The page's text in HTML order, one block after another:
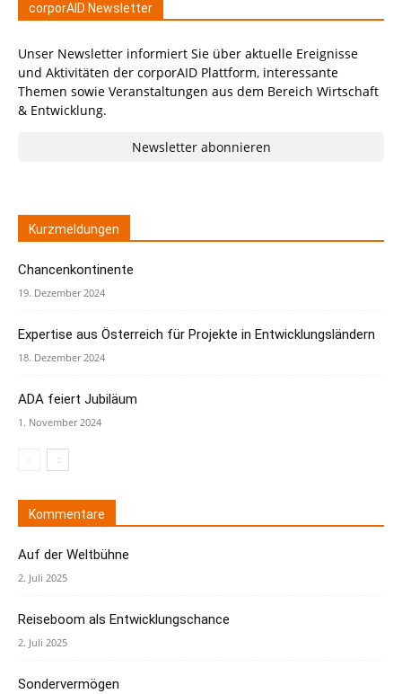
corporAID Newsletter
Unser Newsletter informiert Sie über aktuelle Ereignisse
und Aktivitäten der corporAID Plattform, interessante
Themen sowie Veranstaltungen aus dem Bereich Wirtschaft
& Entwicklung.
Newsletter abonnieren
Kurzmeldungen
Chancenkontinente
19. Dezember 2024
Expertise aus Österreich für Projekte in Entwicklungsländern
18. Dezember 2024
ADA feiert Jubiläum
1. November 2024
Kommentare
Auf der Weltbühne
2. Juli 2025
Reiseboom als Entwicklungschance
2. Juli 2025
Sondervermögen